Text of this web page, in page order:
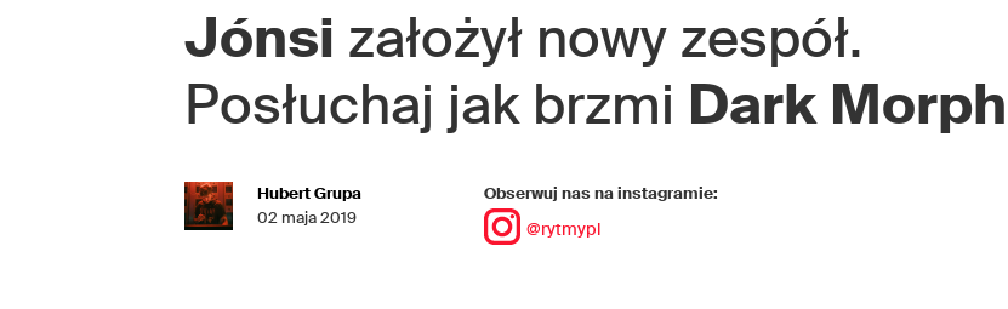
Jónsi założył nowy zespół.
Posłuchaj jak brzmi Dark Morph
Hubert Grupa
02 maja 2019
Obserwuj nas na instagramie:
@rytmypl